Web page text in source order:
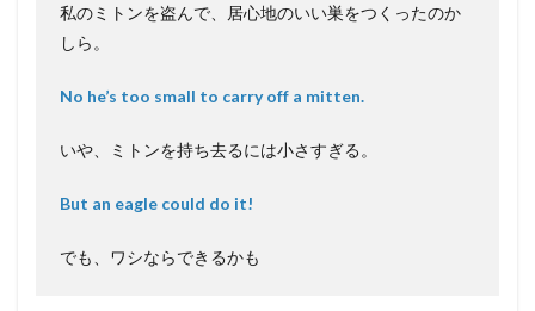
私のミトンを盗んで、居心地のいい巣をつくったのか
しら。
No he’s too small to carry off a mitten.
いや、ミトンを持ち去るには小さすぎる。
But an eagle could do it!
でも、ワシならできるかも